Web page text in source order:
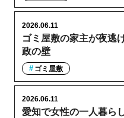
ゴミ屋敷の家主が夜逃
政の壁
2026.06.11
ゴミ屋敷
愛知で女性の一人暮ら
2026.06.11